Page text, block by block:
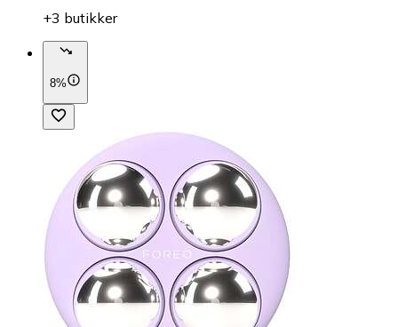
+3 butikker
8%